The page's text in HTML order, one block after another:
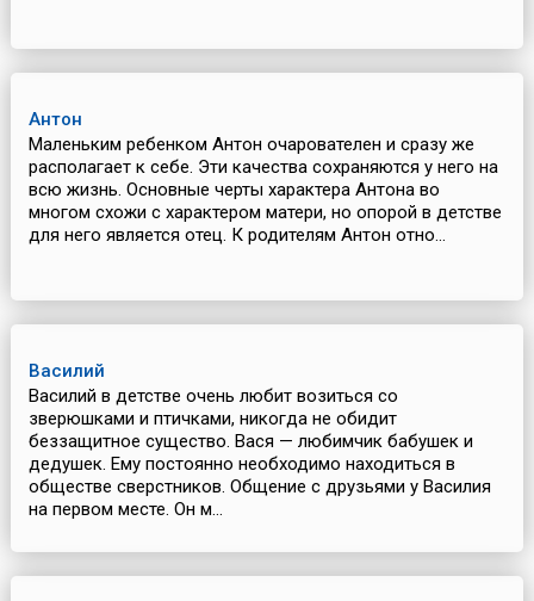
Антон
Маленьким ребенком Антон очарователен и сразу же
располагает к себе. Эти качества сохраняются у него на
всю жизнь. Основные черты характера Антона во
многом схожи с характером матери, но опорой в детстве
для него является отец. К родителям Антон отно...
Василий
Василий в детстве очень любит возиться со
зверюшками и птичками, никогда не обидит
беззащитное существо. Вася — любимчик бабушек и
дедушек. Ему постоянно необходимо находиться в
обществе сверстников. Общение с друзьями у Василия
на первом месте. Он м...